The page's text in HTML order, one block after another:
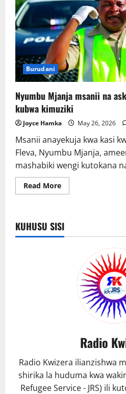
Burudani
Nyumbu Mjanja msanii na
kubwa kimuziki
Joyce Hamka May 26, 2026
Msanii anayekuja kwa kasi
Fleva, Nyumbu Mjanja,
mashabiki wengi kutokana
Read MoreRead
more
msanii
na
askari
kimuziki
KUHUSU SISI
Radio
Radio Kwizera ilianzishwa
shirika la huduma kwa
Refugee Service - JRS) ili